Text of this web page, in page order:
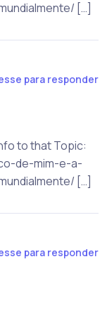
[…]
para responder
to that Topic:
de-mim-e-a-
[…]
para responder